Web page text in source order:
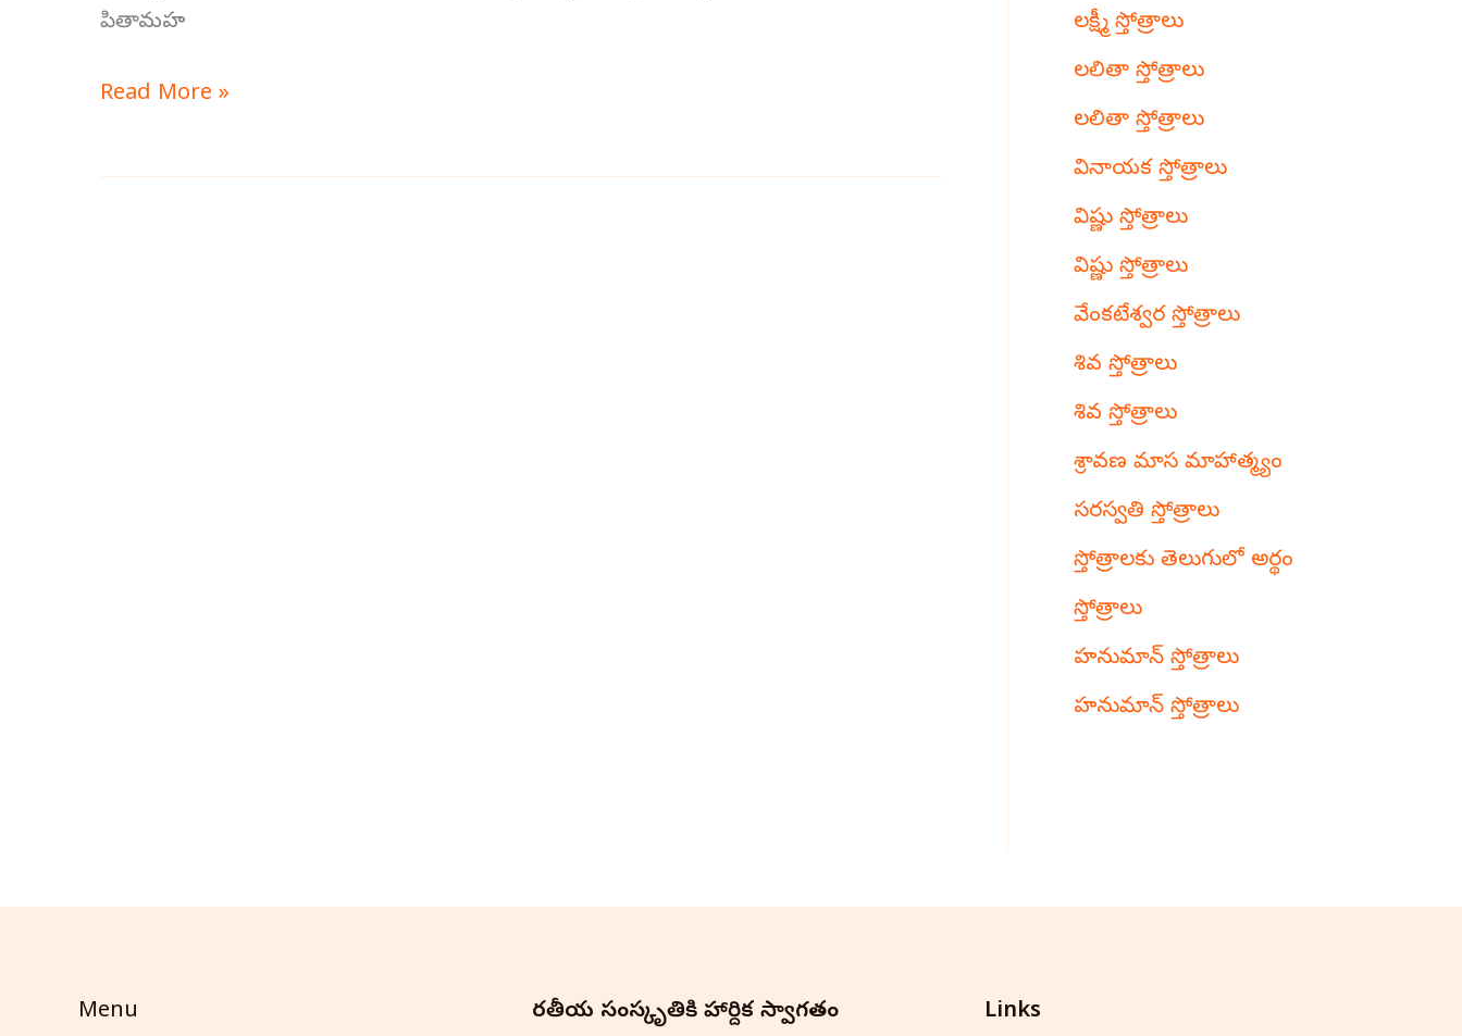
పితామహ
Read More »
లక్ష్మీ స్తోత్రాలు
లలితా స్తోత్రాలు
లలితా స్తోత్రాలు
వినాయక స్తోత్రాలు
విష్ణు స్తోత్రాలు
విష్ణు స్తోత్రాలు
వేంకటేశ్వర స్తోత్రాలు
శివ స్తోత్రాలు
శివ స్తోత్రాలు
శ్రావణ మాస మాహాత్మ్యం
సరస్వతి స్తోత్రాలు
స్తోత్రాలకు తెలుగులో అర్థం
స్తోత్రాలు
హనుమాన్ స్తోత్రాలు
హనుమాన్ స్తోత్రాలు
Menu
భారతీయ సంస్కృతి‌కి హార్దిక స్వాగతం
Links